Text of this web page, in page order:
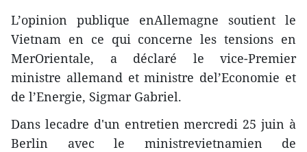
L’opinion publique enAllemagne soutient le
Vietnam en ce qui concerne les tensions en
MerOrientale, a déclaré le vice-Premier
ministre allemand et ministre del’Economie et
de l’Energie, Sigmar Gabriel.
Dans lecadre d'un entretien mercredi 25 juin à
Berlin avec le ministrevietnamien de